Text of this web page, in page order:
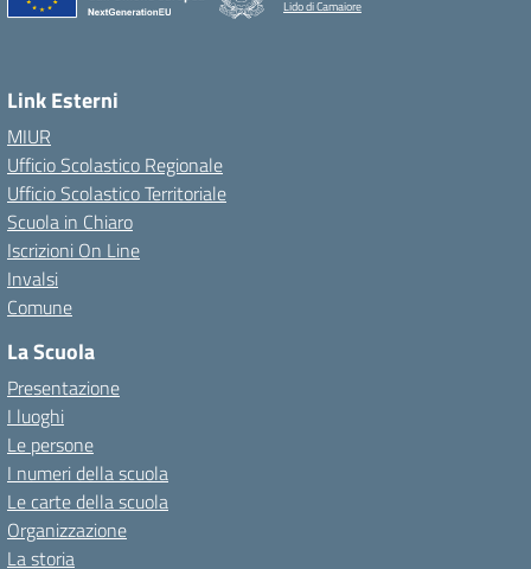
Lido di Camaiore
Link Esterni
MIUR
Ufficio Scolastico Regionale
Ufficio Scolastico Territoriale
Scuola in Chiaro
Iscrizioni On Line
Invalsi
Comune
La Scuola
Presentazione
I luoghi
Le persone
I numeri della scuola
Le carte della scuola
Organizzazione
La storia